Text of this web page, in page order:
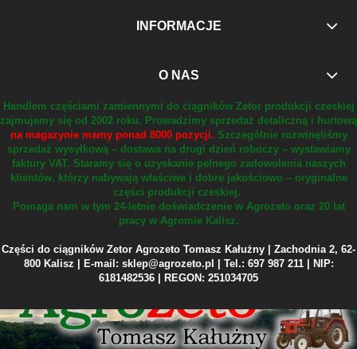
INFORMACJE
O NAS
Handlem częściami zamiennymi do ciągników Zetor produkcji czeskiej
zajmujemy się od 2002 roku. Prowadzimy sprzedaż detaliczną i hurtową
na magazynie mamy ponad 8000 pozycji. Szczególnie rozwinęliśmy
sprzedaż wysyłkową – dostawa na drugi dzień roboczy – wystawiamy
faktury VAT. Staramy się o uzyskanie pełnego zadowolenia naszych
klientów, którzy nabywają właściwe i dobre jakościowo – oryginalne
części produkcji czeskiej.
Pomaga nam w tym 24-letnie doświadczenie w Agrozeto oraz 20 lat
pracy w Agromie Kalisz.
Części do ciągników Zetor Agrozeto Tomasz Kałużny | Zachodnia 2, 62-
800 Kalisz | E-mail: sklep@agrozeto.pl | Tel.: 697 987 211 | NIP:
6181482536 | REGON: 251034705